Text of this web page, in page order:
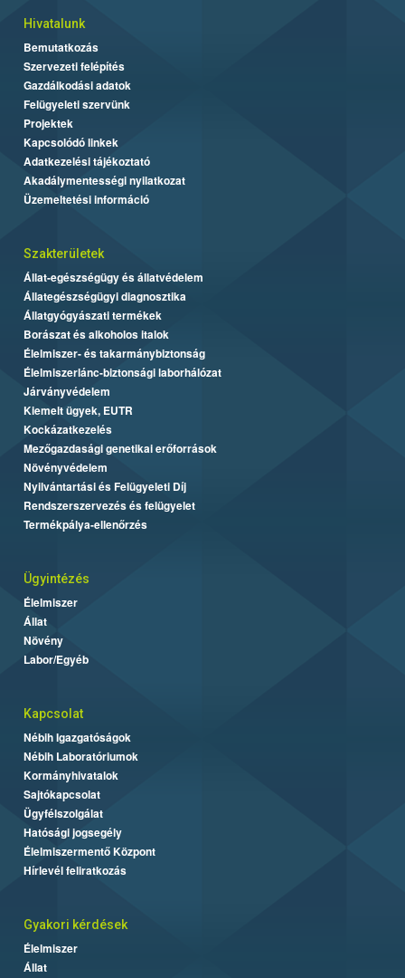
Hivatalunk
Bemutatkozás
Szervezeti felépítés
Gazdálkodási adatok
Felügyeleti szervünk
Projektek
Kapcsolódó linkek
Adatkezelési tájékoztató
Akadálymentességi nyilatkozat
Üzemeltetési információ
Szakterületek
Állat-egészségügy és állatvédelem
Állategészségügyi diagnosztika
Állatgyógyászati termékek
Borászat és alkoholos italok
Élelmiszer- és takarmánybiztonság
Élelmiszerlánc-biztonsági laborhálózat
Járványvédelem
Kiemelt ügyek, EUTR
Kockázatkezelés
Mezőgazdasági genetikai erőforrások
Növényvédelem
Nyilvántartási és Felügyeleti Díj
Rendszerszervezés és felügyelet
Termékpálya-ellenőrzés
Ügyintézés
Élelmiszer
Állat
Növény
Labor/Egyéb
Kapcsolat
Nébih Igazgatóságok
Nébih Laboratóriumok
Kormányhivatalok
Sajtókapcsolat
Ügyfélszolgálat
Hatósági jogsegély
Élelmiszermentő Központ
Hírlevél feliratkozás
Gyakori kérdések
Élelmiszer
Állat